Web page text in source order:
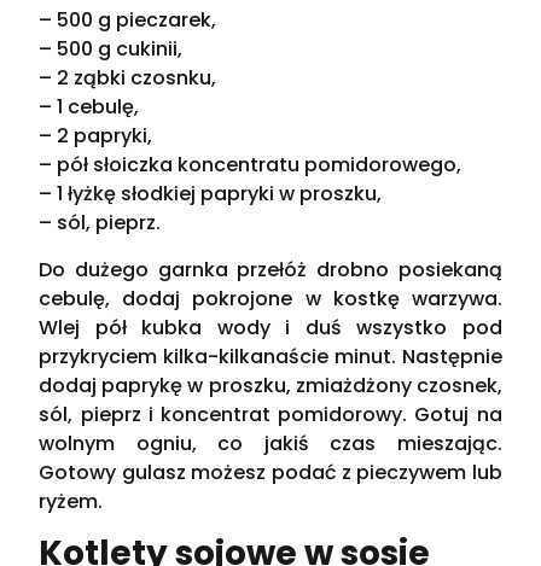
– 500 g pieczarek,
– 500 g cukinii,
– 2 ząbki czosnku,
– 1 cebulę,
– 2 papryki,
– pół słoiczka koncentratu pomidorowego,
– 1 łyżkę słodkiej papryki w proszku,
– sól, pieprz.
Do dużego garnka przełóż drobno posiekaną
cebulę, dodaj pokrojone w kostkę warzywa.
Wlej pół kubka wody i duś wszystko pod
przykryciem kilka-kilkanaście minut. Następnie
dodaj paprykę w proszku, zmiażdżony czosnek,
sól, pieprz i koncentrat pomidorowy. Gotuj na
wolnym ogniu, co jakiś czas mieszając.
Gotowy gulasz możesz podać z pieczywem lub
ryżem.
Kotlety sojowe w sosie